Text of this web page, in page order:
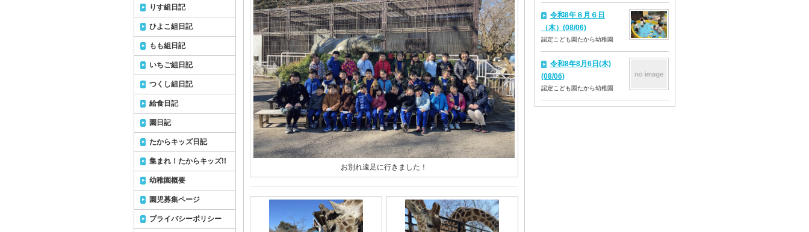
お別れ遠足に行きました！
りす組日記
ひよこ組日記
もも組日記
いちご組日記
つくし組日記
給食日記
園日記
たからキッズ日記
集まれ！たからキッズ!!
幼稚園概要
園児募集ページ
プライバシーポリシー
令和8年８月６日
（木）(08/06)
認定こども園たから幼稚園
令和8年8月6日(木)
(08/06)
認定こども園たから幼稚園